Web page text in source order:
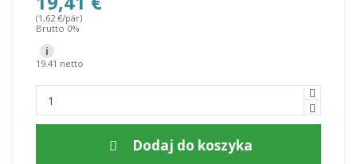
(1,62 €/pár)
Brutto 0%
i
19.41 netto
Dodaj do koszyka